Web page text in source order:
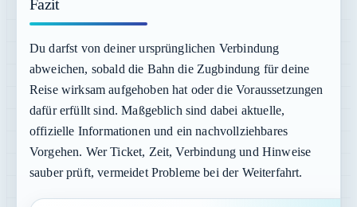
Fazit
Du darfst von deiner ursprünglichen Verbindung
abweichen, sobald die Bahn die Zugbindung für deine
Reise wirksam aufgehoben hat oder die Voraussetzungen
dafür erfüllt sind. Maßgeblich sind dabei aktuelle,
offizielle Informationen und ein nachvollziehbares
Vorgehen. Wer Ticket, Zeit, Verbindung und Hinweise
sauber prüft, vermeidet Probleme bei der Weiterfahrt.